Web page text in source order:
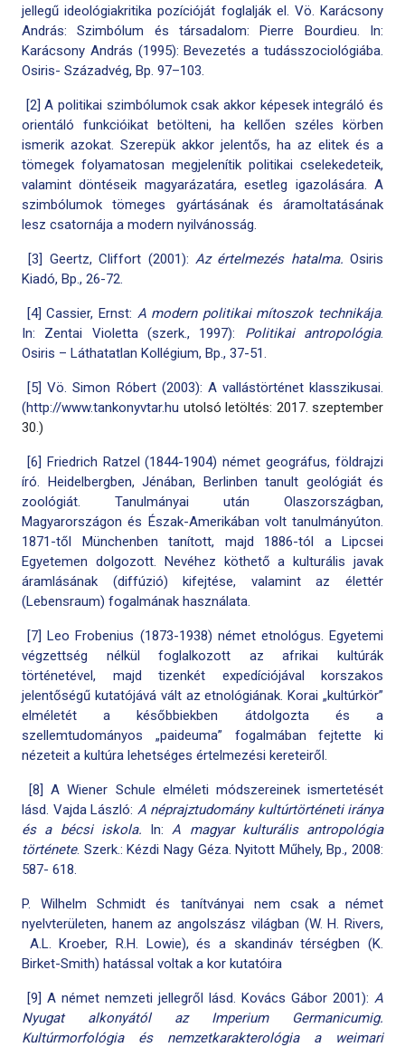
jellegű ideológiakritika pozícióját foglalják el. Vö. Karácsony
András: Szimbólum és társadalom: Pierre Bourdieu. In:
Karácsony András (1995): Bevezetés a tudásszociológiába.
Osiris- Századvég, Bp. 97–103.
[2] A politikai szimbólumok csak akkor képesek integráló és
orientáló funkcióikat betölteni, ha kellően széles körben
ismerik azokat. Szerepük akkor jelentős, ha az elitek és a
tömegek folyamatosan megjelenítik politikai cselekedeteik,
valamint döntéseik magyarázatára, esetleg igazolására. A
szimbólumok tömeges gyártásának és áramoltatásának
lesz csatornája a modern nyilvánosság.
[3] Geertz, Cliffort (2001): Az értelmezés hatalma. Osiris
Kiadó, Bp., 26-72.
[4] Cassier, Ernst: A modern politikai mítoszok technikája.
In: Zentai Violetta (szerk., 1997): Politikai antropológia.
Osiris – Láthatatlan Kollégium, Bp., 37-51.
[5] Vö. Simon Róbert (2003): A vallástörténet klasszikusai.
(http://www.tankonyvtar.hu utolsó letöltés: 2017. szeptember
30.)
[6] Friedrich Ratzel (1844-1904) német geográfus, földrajzi
író. Heidelbergben, Jénában, Berlinben tanult geológiát és
zoológiát. Tanulmányai után Olaszországban,
Magyarországon és Észak-Amerikában volt tanulmányúton.
1871-től Münchenben tanított, majd 1886-tól a Lipcsei
Egyetemen dolgozott. Nevéhez köthető a kulturális javak
áramlásának (diffúzió) kifejtése, valamint az élettér
(Lebensraum) fogalmának használata.
[7] Leo Frobenius (1873-1938) német etnológus. Egyetemi
végzettség nélkül foglalkozott az afrikai kultúrák
történetével, majd tizenkét expedíciójával korszakos
jelentőségű kutatójává vált az etnológiának. Korai „kultúrkör”
elméletét a későbbiekben átdolgozta és a
szellemtudományos „paideuma” fogalmában fejtette ki
nézeteit a kultúra lehetséges értelmezési kereteiről.
[8] A Wiener Schule elméleti módszereinek ismertetését
lásd. Vajda László: A néprajztudomány kultúrtörténeti iránya
és a bécsi iskola. In:A magyar kulturális antropológia
története. Szerk.: Kézdi Nagy Géza. Nyitott Műhely, Bp., 2008:
587- 618.
P. Wilhelm Schmidt és tanítványai nem csak a német
nyelvterületen, hanem az angolszász világban (W. H. Rivers,
A.L. Kroeber, R.H. Lowie), és a skandináv térségben (K.
Birket-Smith) hatással voltak a kor kutatóira
[9] A német nemzeti jellegről lásd. Kovács Gábor 2001): A
Nyugat alkonyától az Imperium Germanicumig.
Kultúrmorfológia és nemzetkarakterológia a weimari